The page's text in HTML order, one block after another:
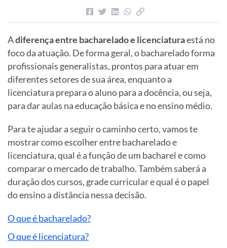
Adiferença entre bacharelado e licenciaturaestá no
foco da atuação. De forma geral, o bacharelado forma
profissionais generalistas, prontos para atuar em
diferentes setores de sua área, enquanto a
licenciatura prepara o aluno para a docência, ou seja,
para dar aulas na educação básica e no ensino médio.
Para te ajudar a seguir o caminho certo, vamos te
mostrar como escolher entre bacharelado e
licenciatura, qual é a função de um bacharel e como
comparar o mercado de trabalho. Também saberá a
duração dos cursos, grade curricular e qual é o papel
do ensino a distância nessa decisão.
O que é bacharelado?
O que é licenciatura?